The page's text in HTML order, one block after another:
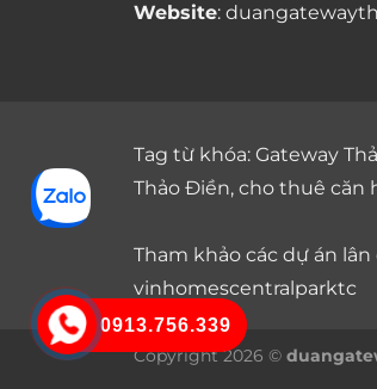
Website:
Tag từ khóa: Gateway
Thảo Điền, cho thuê căn
Tham khảo các dự án lân
vinhomescentralparktc
Copyright 2026 ©
0913.756.339